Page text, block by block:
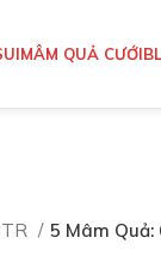
MÂM QUẢ CƯỚI
5 Mâm Quả: